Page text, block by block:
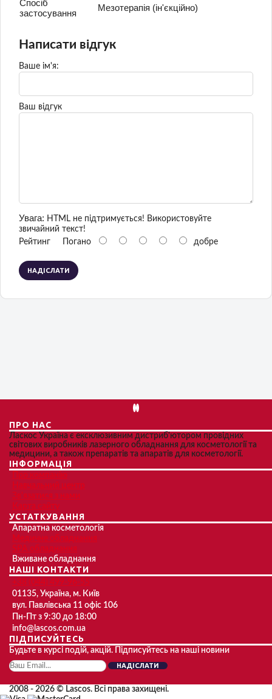
Спосіб
застосування
Мезотерапія (ін'єкційно)
Написати відгук
Ваше ім'я:
Ваш відгук
Увага: HTML не підтримується! Використовуйте
звичайний текст!
Рейтинг Погано добре
НАДІСЛАТИ
ПРО НАС
Ласкос Україна є ексклюзивним дистриб'ютором провідних
світових виробників лазерного обладнання для косметології та
медицини, а також препаратів та апаратів для косметології.
ІНФОРМАЦІЯ
Про компанію
Навчальний центр
Зв'язатися з нами
Карта сайту
УСТАТКУВАННЯ
Апаратна косметологія
Медичне обладнання
SPA обладнання
Вживане обладнання
НАШІ КОНТАКТИ
+38 (044) 499-96-55
01135, Україна, м. Київ
вул. Павлівська 11 офіс 106
Пн-Пт з 9:30 до 18:00
info@lascos.com.ua
ПІДПИСУЙТЕСЬ
Будьте в курсі подій, акцій. Підписуйтесь на наші новини
НАДІСЛАТИ
2008 - 2026 © Lascos. Всі права захищені.